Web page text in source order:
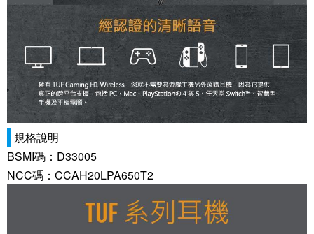
規格說明
BSMI碼：D33005
NCC碼：CCAH20LPA650T2